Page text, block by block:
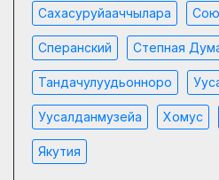
Сахасуруйааччылара
Сперанский Степная
Тандачулуудьонноро
Уусалданмузейа Хомус
Якутия